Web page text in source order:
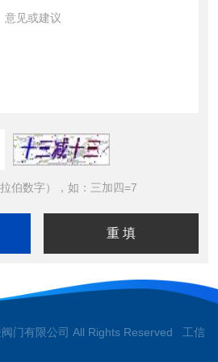
伯数字），如：三加四=7
门有限公司 All Rights Reserved 工信